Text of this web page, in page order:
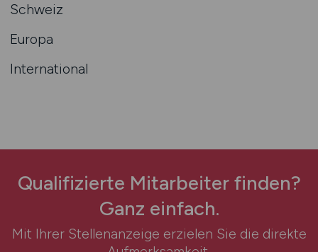
Schweiz
Europa
International
Qualifizierte Mitarbeiter finden?
Ganz einfach.
Mit Ihrer Stellenanzeige erzielen Sie die direkte